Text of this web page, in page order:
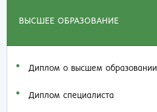
ВЫСШЕЕ ОБРАЗОВАНИЕ
Диплом о высшем образовании
Диплом специалиста